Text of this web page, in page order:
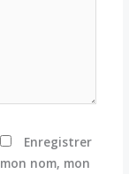
Enregistrer
mon nom, mon